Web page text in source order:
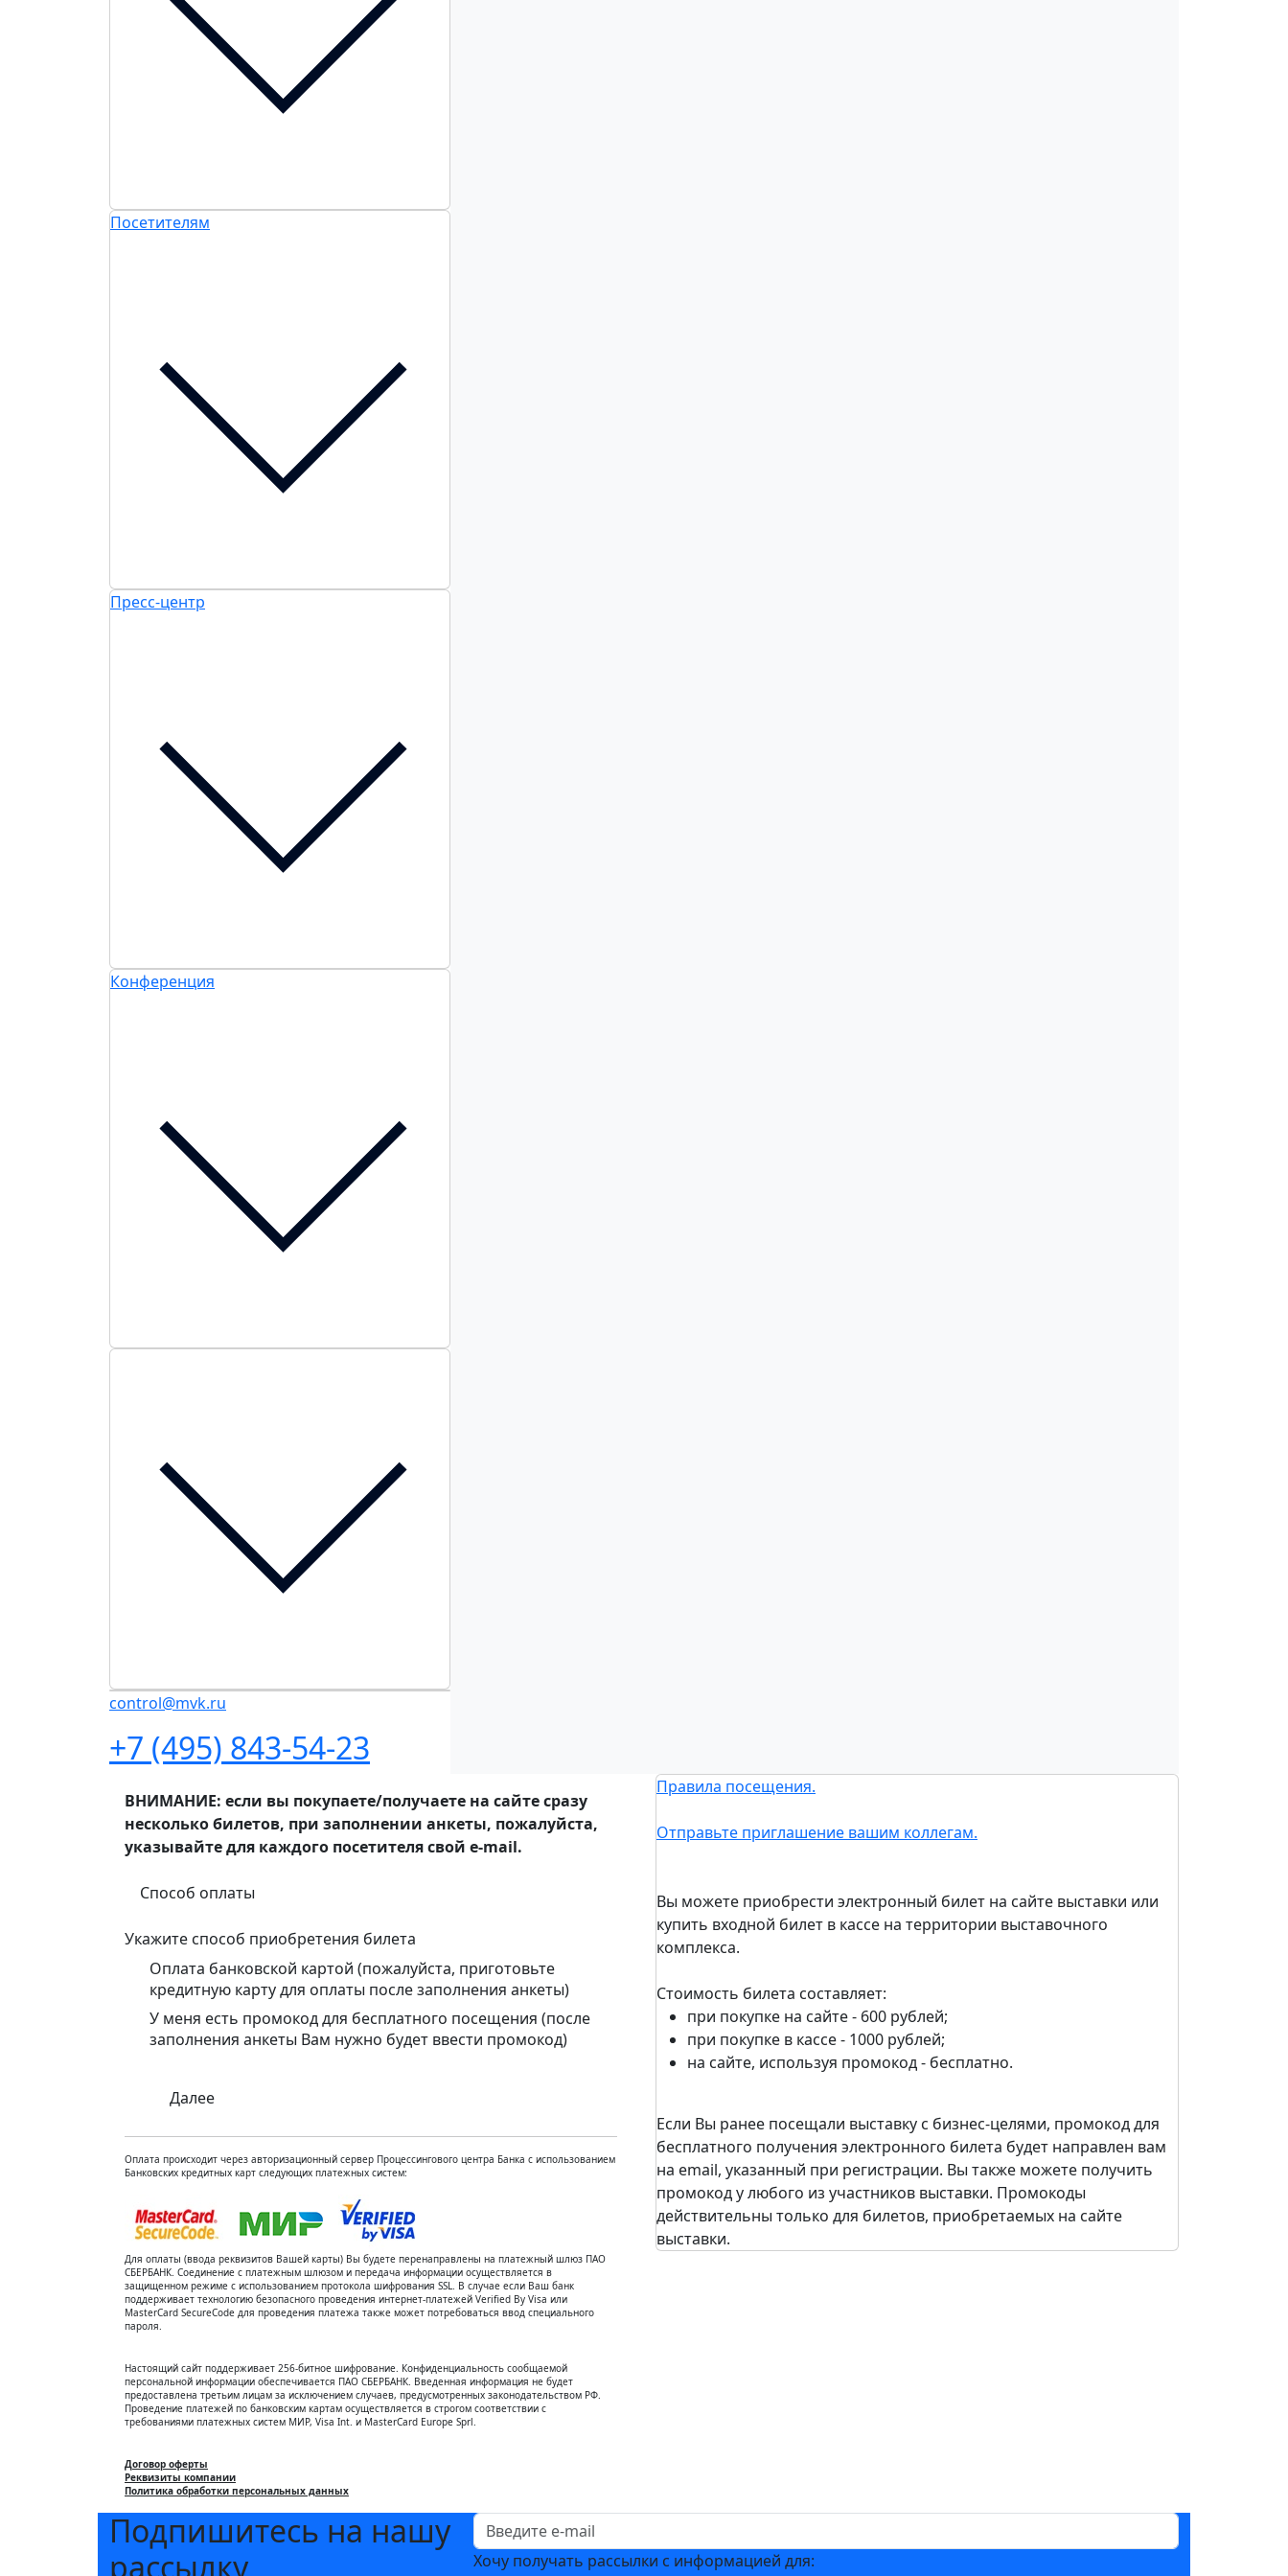
Посетителям
Пресс-центр
Конференция
control@mvk.ru
+7 (495) 843-54-23
ВНИМАНИЕ: если вы покупаете/получаете на сайте сразу
несколько билетов, при заполнении анкеты, пожалуйста,
указывайте для каждого посетителя свой e-mail.
Способ оплаты
Укажите способ приобретения билета
Оплата банковской картой (пожалуйста, приготовьте
кредитную карту для оплаты после заполнения анкеты)
У меня есть промокод для бесплатного посещения (после
заполнения анкеты Вам нужно будет ввести промокод)
Далее
Оплата происходит через авторизационный сервер Процессингового центра Банка с использованием
Банковских кредитных карт следующих платежных систем:
Для оплаты (ввода реквизитов Вашей карты) Вы будете перенаправлены на платежный шлюз ПАО
СБЕРБАНК. Соединение с платежным шлюзом и передача информации осуществляется в
защищенном режиме с использованием протокола шифрования SSL. В случае если Ваш банк
поддерживает технологию безопасного проведения интернет-платежей Verified By Visa или
MasterCard SecureCode для проведения платежа также может потребоваться ввод специального
пароля.
Настоящий сайт поддерживает 256-битное шифрование. Конфиденциальность сообщаемой
персональной информации обеспечивается ПАО СБЕРБАНК. Введенная информация не будет
предоставлена третьим лицам за исключением случаев, предусмотренных законодательством РФ.
Проведение платежей по банковским картам осуществляется в строгом соответствии с
требованиями платежных систем МИР, Visa Int. и MasterCard Europe Sprl.
Договор оферты
Реквизиты компании
Политика обработки персональных данных
Правила посещения.
Отправьте приглашение вашим коллегам.
Вы можете приобрести электронный билет на сайте выставки или
купить входной билет в кассе на территории выставочного
комплекса.
Стоимость билета составляет:
при покупке на сайте - 600 рублей;
при покупке в кассе - 1000 рублей;
на сайте, используя промокод - бесплатно.
Если Вы ранее посещали выставку c бизнес-целями, промокод для
бесплатного получения электронного билета будет направлен вам
на email, указанный при регистрации. Вы также можете получить
промокод у любого из участников выставки. Промокоды
действительны только для билетов, приобретаемых на сайте
выставки.
Подпишитесь на нашу
рассылку
Хочу получать рассылки с информацией для: